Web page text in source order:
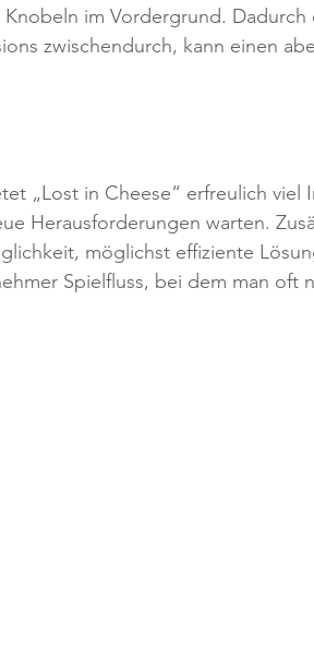
im Vordergrund. Dadurch
zwischendurch, kann einen
„Lost in Cheese“ erfreulich viel
Herausforderungen warten.
möglichst effiziente
Spielfluss, bei dem man oft